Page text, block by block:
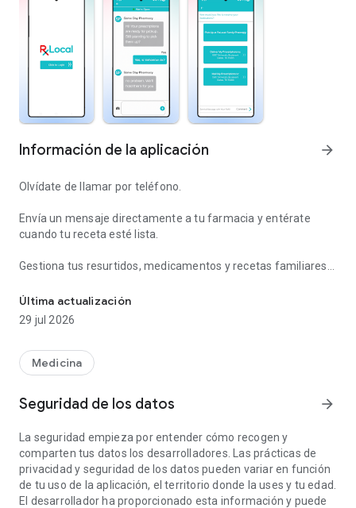
Información de la aplicación arrow_forward
Olvídate de llamar por teléfono.
Envía un mensaje directamente a tu farmacia y entérate
cuando tu receta esté lista.
Gestiona tus resurtidos, medicamentos y recetas familiares
RxLocal te facilita el control de tus recetas sin la frustración
de esperar en línea.
• Resurte tus recetas en segundos
• Envía un mensaje a tu farmacia y obtén respuestas rápidas
• Consulta y gestiona tu lista de medicamentos en cualquier
• Mantén organizadas las recetas de toda tu familia
Lleva tu lista de medicamentos a tus citas médicas para
tener siempre información precisa cuando más la necesitas.
Última actualización
29 jul 2026
Medicina
Seguridad de los datos arrow_forward
La seguridad empieza por entender cómo recogen y
comparten tus datos los desarrolladores. Las prácticas de
privacidad y seguridad de los datos pueden variar en función
de tu uso de la aplicación, el territorio donde la uses y tu edad.
El desarrollador ha proporcionado esta información y puede